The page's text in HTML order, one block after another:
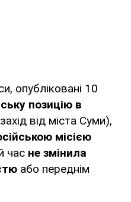
опубліковані 10
позицію в
від міста Суми),
місією
час не змінила
або переднім